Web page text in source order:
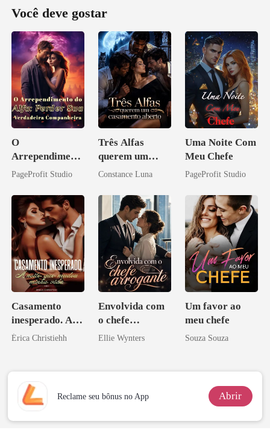
Você deve gostar
O
Arrependiment
o do Alfa:
Verdadeira
Companheira
PageProfit Studio
Três Alfas
querem um
casamento
Constance Luna
Uma Noite Com
Meu Chefe
PageProfit Studio
Casamento
inesperado. A
noite que mudou
Érica Christiehh
Envolvida com
o chefe
arrogante
Ellie Wynters
Um favor ao
meu chefe
Souza Souza
Reclame seu bônus no App Abrir